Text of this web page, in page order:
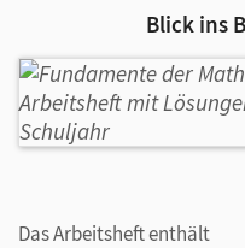
Blick ins
Das Arbeitsheft enthält